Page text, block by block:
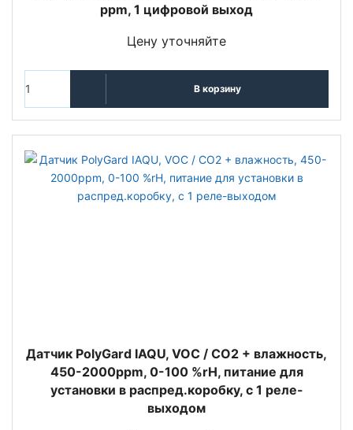
ppm, 1 цифровой выход
Цену уточняйте
В корзину
Датчик PolyGard IAQU, VOC / CO2 + влажность,
450-2000ppm, 0-100 %rH, питание для
установки в распред.коробку, с 1 реле-
выходом